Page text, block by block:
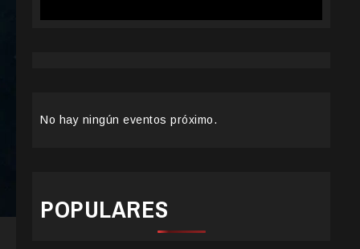
No hay ningún eventos próximo.
POPULARES